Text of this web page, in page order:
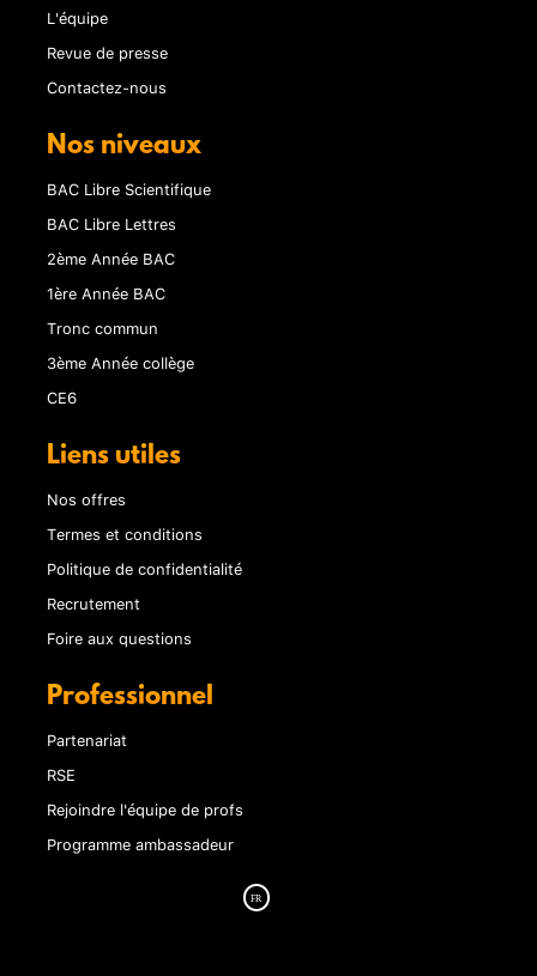
L'équipe
Revue de presse
Contactez-nous
Nos niveaux
BAC Libre Scientifique
BAC Libre Lettres
2ème Année BAC
1ère Année BAC
Tronc commun
3ème Année collège
CE6
Liens utiles
Nos offres
Termes et conditions
Politique de confidentialité
Recrutement
Foire aux questions
Professionnel
Partenariat
RSE
Rejoindre l'équipe de profs
Programme ambassadeur